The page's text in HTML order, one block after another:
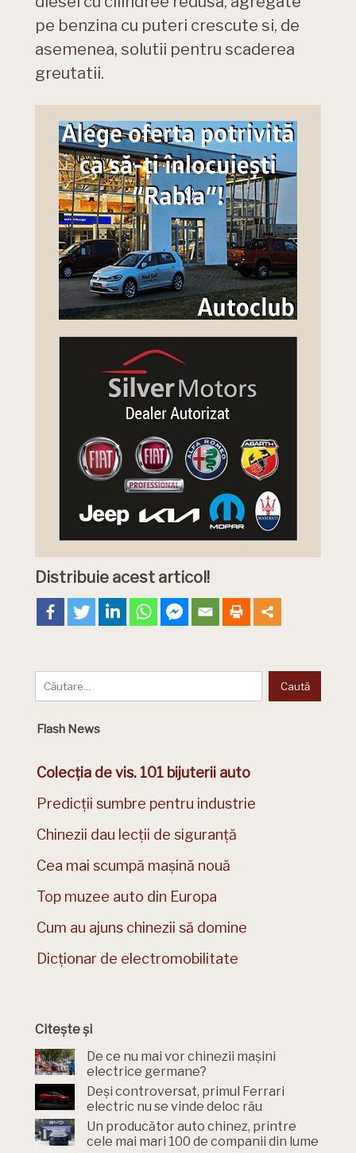
pe benzina cu puteri crescute si, de
asemenea, solutii pentru scaderea
greutatii.
Distribuie acest articol!
Flash News
Colecția de vis. 101 bijuterii auto
Predicții sumbre pentru industrie
Chinezii dau lecții de siguranță
Cea mai scumpă mașină nouă
Top muzee auto din Europa
Cum au ajuns chinezii să domine
Dicționar de electromobilitate
Citește și
De ce nu mai vor chinezii mașini
electrice germane?
Deși controversat, primul Ferrari
electric nu se vinde deloc rău
Un producător auto chinez, printre
cele mai mari 100 de companii din lume